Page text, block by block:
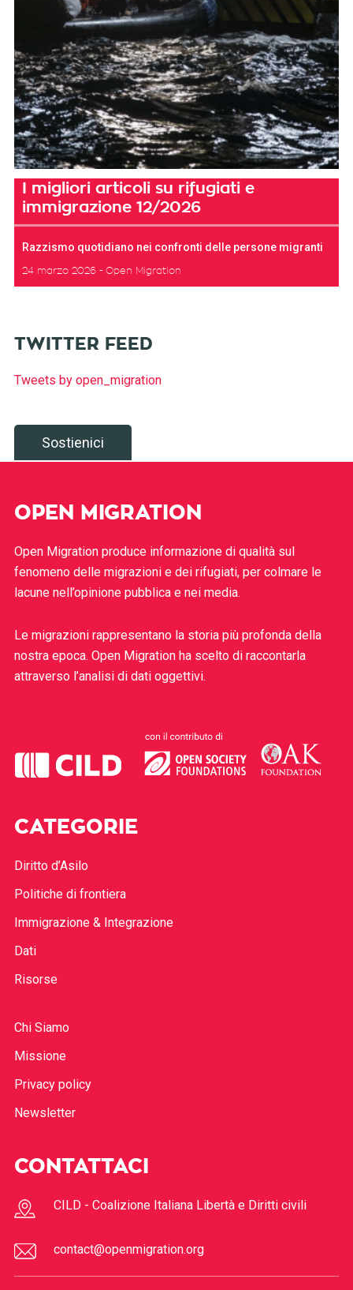
I migliori articoli su rifugiati e
immigrazione 12/2026
Razzismo quotidiano nei confronti delle persone migranti
24 marzo 2026 Open Migration
TWITTER FEED
Tweets by open_migration
Sostienici
OPEN MIGRATION
Open Migration produce informazione di qualità sul
fenomeno delle migrazioni e dei rifugiati, per colmare le
lacune nell’opinione pubblica e nei media.
Le migrazioni rappresentano la storia più profonda della
nostra epoca. Open Migration ha scelto di raccontarla
attraverso l’analisi di dati oggettivi.
CATEGORIE
Diritto d’Asilo
Politiche di frontiera
Immigrazione & Integrazione
Dati
Risorse
Chi Siamo
Missione
Privacy policy
Newsletter
CONTATTACI
CILD - Coalizione Italiana Libertà e Diritti civili
contact@openmigration.org